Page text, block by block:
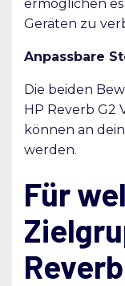
ermöglichen
Geräten zu
Anpassbare
Die beiden
HP Reverb G2
können an
werden.
Für